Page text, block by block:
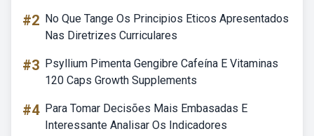
#2 No Que Tange Os Principios Eticos Apresentados
Nas Diretrizes Curriculares
#3 Psyllium Pimenta Gengibre Cafeína E Vitaminas
120 Caps Growth Supplements
#4 Para Tomar Decisões Mais Embasadas E
Interessante Analisar Os Indicadores